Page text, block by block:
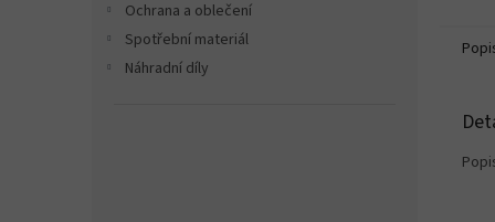
Ochrana a oblečení
Spotřební materiál
Náhradní díly